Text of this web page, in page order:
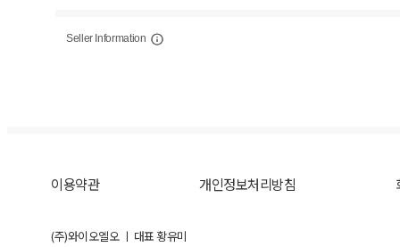
Seller Information
이용약관 개인정보처리방침
(주)와이오엘오 ㅣ 대표 황유미